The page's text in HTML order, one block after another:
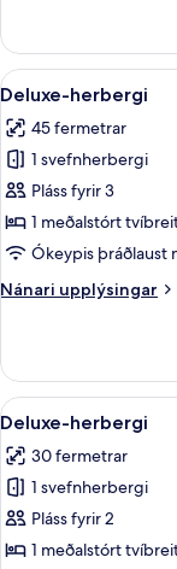
herbergi
Skoða
allar
myndir
fyrir
Deluxe-
herbergi
1
Deluxe-herbergi
45 fermetrar
1 svefnherbergi
Pláss fyrir 3
1 meðalstórt
Ókeypis þráðlaust
Nánari upplýsingar
Nánari
herbergi
Skoða
allar
myndir
fyrir
Deluxe-
herbergi
1
Deluxe-herbergi
30 fermetrar
1 svefnherbergi
Pláss fyrir 2
1 meðalstórt